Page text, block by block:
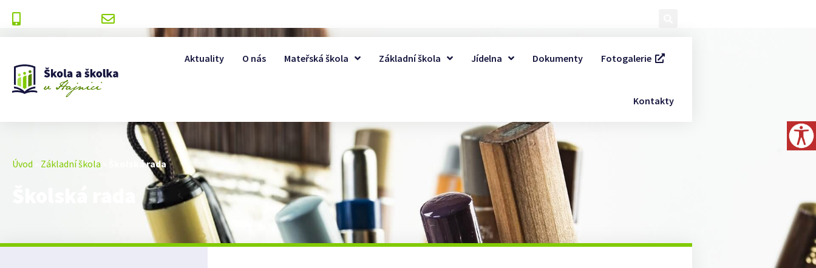
Aktuality O nás Mateřská škola Základní škola Jídelna Dokumenty Fotogalerie
Kontakty
Úvod Základní škola Školská rada